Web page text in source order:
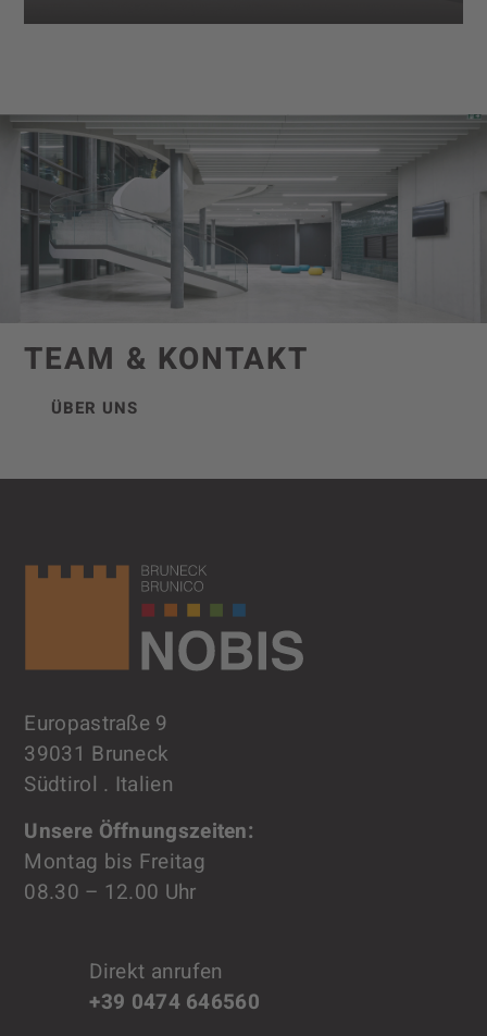
TEAM & KONTAKT
ÜBER UNS
Europastraße 9
39031 Bruneck
Südtirol . Italien
Unsere Öffnungszeiten:
Montag bis Freitag
08.30 – 12.00 Uhr
Direkt anrufen
+39 0474 646560